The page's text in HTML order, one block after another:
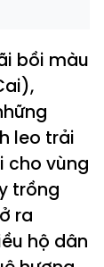
bồi màu
leo trải
cho vùng
trồng
ra
hộ dân